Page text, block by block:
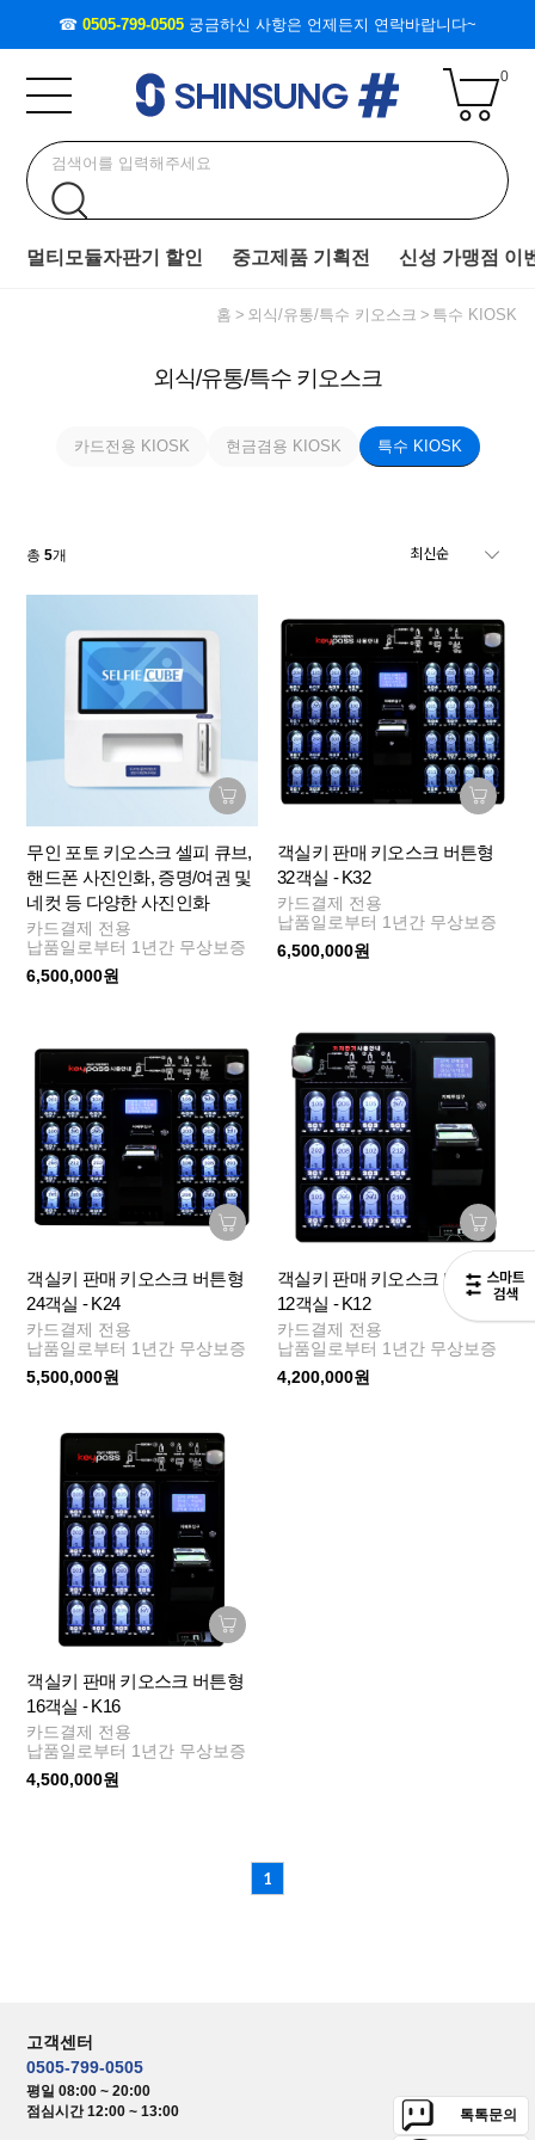
☎ 0505-799-0505 궁금하신 사항은 언제든지 연락바랍니다~
0
멀티모듈자판기 할인 중고제품 기획전 신성 가맹점 이
홈 외식/유통/특수 키오스크 특수 KIOSK
외식/유통/특수 키오스크
카드전용 KIOSK 현금겸용 KIOSK 특수 KIOSK
총5개
무인 포토 키오스크 셀피 큐브,
핸드폰 사진인화, 증명/여권 및
네컷 등 다양한 사진인화
카드결제 전용
납품일로부터 1년간 무상보증
6,500,000원
객실키 판매 키오스크 버튼형
32객실 - K32
카드결제 전용
납품일로부터 1년간 무상보증
6,500,000원
객실키 판매 키오스크 버튼형
24객실 - K24
카드결제 전용
납품일로부터 1년간 무상보증
5,500,000원
객실키 판매 키오스크 버튼형
12객실 - K12
카드결제 전용
납품일로부터 1년간 무상보증
4,200,000원
객실키 판매 키오스크 버튼형
16객실 - K16
카드결제 전용
납품일로부터 1년간 무상보증
4,500,000원
1
고객센터
0505-799-0505
평일 08:00 ~ 20:00
점심시간 12:00 ~ 13:00
톡톡문의